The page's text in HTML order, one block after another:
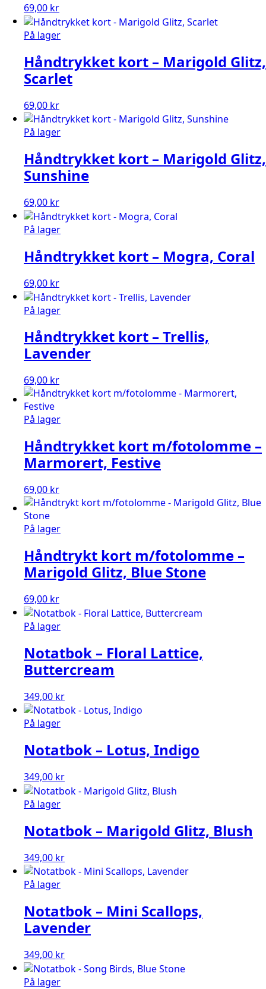
69,00 kr
På lager
Håndtrykket kort – Marigold Glitz,
Scarlet
69,00 kr
På lager
Håndtrykket kort – Marigold Glitz,
Sunshine
69,00 kr
På lager
Håndtrykket kort – Mogra, Coral
69,00 kr
På lager
Håndtrykket kort – Trellis,
Lavender
69,00 kr
På lager
Håndtrykket kort m/fotolomme –
Marmorert, Festive
69,00 kr
På lager
Håndtrykt kort m/fotolomme –
Marigold Glitz, Blue Stone
69,00 kr
På lager
Notatbok – Floral Lattice,
Buttercream
349,00 kr
På lager
Notatbok – Lotus, Indigo
349,00 kr
På lager
Notatbok – Marigold Glitz, Blush
349,00 kr
På lager
Notatbok – Mini Scallops,
Lavender
349,00 kr
På lager